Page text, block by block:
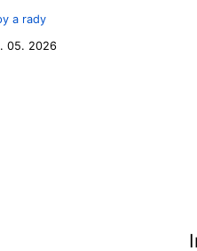
a rady
05. 2026